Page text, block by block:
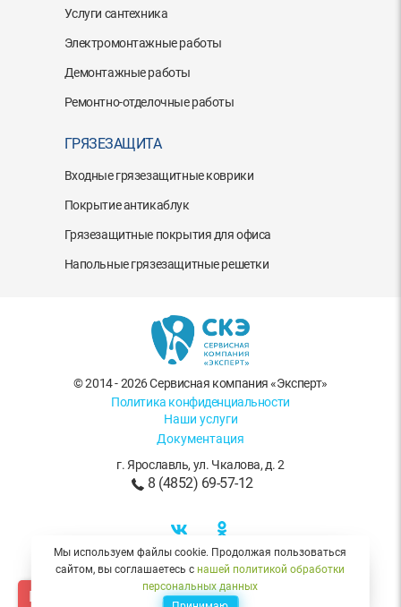
Услуги сантехника
Электромонтажные работы
Демонтажные работы
Ремонтно-отделочные работы
ГРЯЗЕЗАЩИТА
Входные грязезащитные коврики
Покрытие антикаблук
Грязезащитные покрытия для офиса
Напольные грязезащитные решетки
© 2014 - 2026 Сервисная компания «Эксперт»
Политика конфиденциальности
Наши услуги
Документация
г. Ярославль, ул. Чкалова, д. 2
8 (4852) 69-57-12
SEO продвижение сайта- Альтера
Карта сайта
Проверьте своего
Мы используем файлы cookie. Продолжая пользоваться
сайтом, вы соглашаетесь с нашей политикой обработки
персональных данных